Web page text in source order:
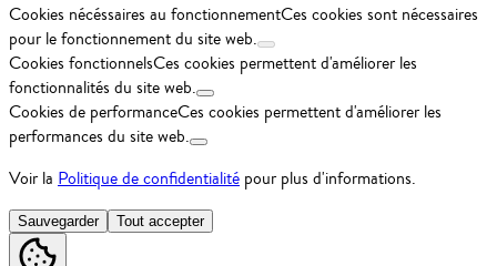
Cookies nécéssaires au fonctionnementCes cookies sont nécessaires
pour le fonctionnement du site web.
Cookies fonctionnelsCes cookies permettent d'améliorer les
fonctionnalités du site web.
Cookies de performanceCes cookies permettent d'améliorer les
performances du site web.
Voir la Politique de confidentialité pour plus d'informations.
Sauvegarder Tout accepter